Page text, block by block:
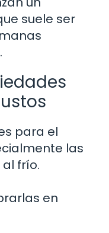
suele ser
para el
las
frío.
en